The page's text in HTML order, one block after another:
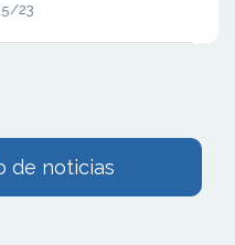
23
de noticias